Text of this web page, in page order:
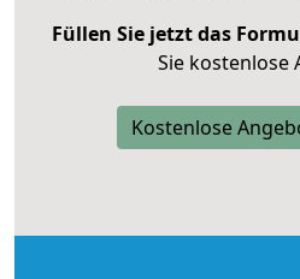
Füllen Sie jetzt das
Sie kostenlose
Kostenlose